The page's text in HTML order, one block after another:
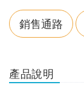
銷售通路
產品說明